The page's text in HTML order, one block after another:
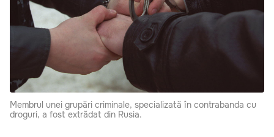
Membrul unei grupări criminale, specializată în contrabanda cu
droguri, a fost extrădat din Rusia.